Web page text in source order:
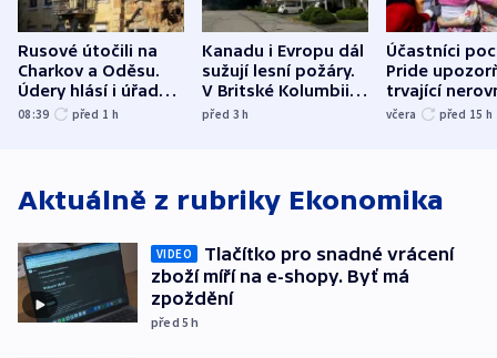
Rusové útočili na
Charkov a Oděsu.
Údery hlásí i úřady v
Bělgorodu
08:39 před 1 h
Kanadu i Evropu dál
sužují lesní požáry.
V Britské Kolumbii
evakuovali tisíce lidí
před 3h
Účastníci
Pride
trvající
včera před 15 h
Aktuálně z rubriky Ekonomika
VIDEO
Tlačítko pro snadné vrácení
zboží míří na e-shopy. Byť má
zpoždění
před 5h